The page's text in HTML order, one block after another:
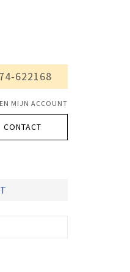
622168
MIJN ACCOUNT
CONTACT